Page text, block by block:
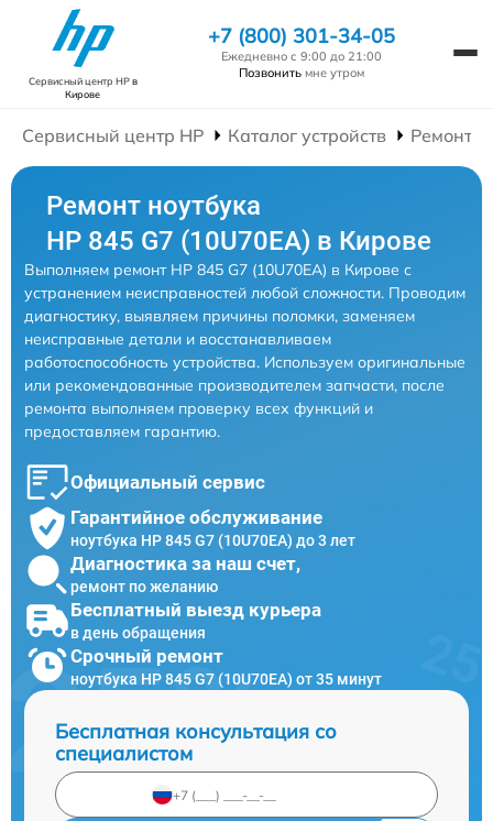
Сервисный центр HPв
Кирове
+7 (800) 301-34-05
Ежедневно с 9:00 до 21:00
Позвонить мне утром
Сервисный центр HP Каталог устройств Ремонт
Ремонт ноутбука
HP 845 G7 (10U70EA) в Кирове
Выполняем ремонт HP 845 G7 (10U70EA) в Кирове с
устранением неисправностей любой сложности. Проводим
диагностику, выявляем причины поломки, заменяем
неисправные детали и восстанавливаем
работоспособность устройства. Используем оригинальные
или рекомендованные производителем запчасти, после
ремонта выполняем проверку всех функций и
предоставляем гарантию.
Официальный сервис
Гарантийное обслуживание
ноутбука HP 845 G7 (10U70EA) до 3 лет
Диагностика за наш счет,
ремонт по желанию
Бесплатный выезд курьера
в день обращения
Срочный ремонт
ноутбука HP 845 G7 (10U70EA) от 35 минут
Бесплатная консультация со
специалистом